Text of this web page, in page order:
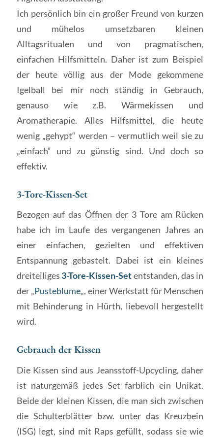
Ich persönlich bin ein großer Freund von kurzen
und mühelos umsetzbaren kleinen
Alltagsritualen und von pragmatischen,
einfachen Hilfsmitteln. Daher ist zum Beispiel
der heute völlig aus der Mode gekommene
Igelball bei mir noch ständig in Gebrauch,
genauso wie z.B. Wärmekissen und
Aromatherapie. Alles Hilfsmittel, die heute
wenig „gehypt“ werden – vermutlich weil sie zu
„einfach“ und zu günstig sind. Und doch so
effektiv.
3-Tore-Kissen-Set
Bezogen auf das Öffnen der 3 Tore am Rücken
habe ich im Laufe des vergangenen Jahres an
einer einfachen, gezielten und effektiven
Entspannung gebastelt. Dabei ist ein kleines
dreiteiliges 3-Tore-Kissen-Setentstanden, das in
der „Pusteblume„, einer Werkstatt für Menschen
mit Behinderung in Hürth, liebevoll hergestellt
wird.
Gebrauch der Kissen
Die Kissen sind aus Jeansstoff-Upcycling, daher
ist naturgemäß jedes Set farblich ein Unikat.
Beide der kleinen Kissen, die man sich zwischen
die Schulterblätter bzw. unter das Kreuzbein
(ISG) legt, sind mit Raps gefüllt, sodass sie wie